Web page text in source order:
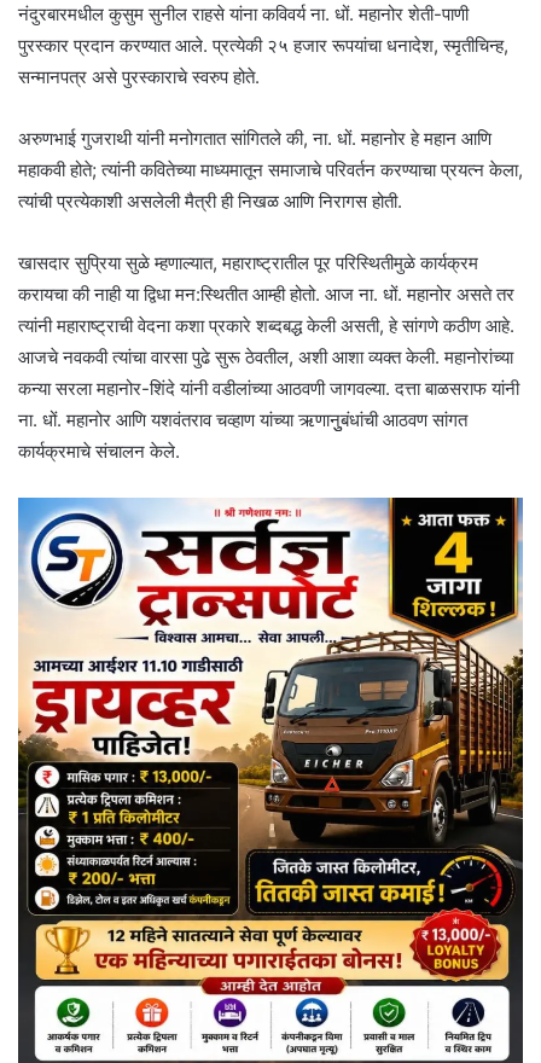
नंदुरबारमधील कुसुम सुनील राहसे यांना कविवर्य ना. धों. महानोर शेती-पाणी
पुरस्कार प्रदान करण्यात आले. प्रत्येकी २५ हजार रूपयांचा धनादेश, स्मृतीचिन्ह,
सन्मानपत्र असे पुरस्काराचे स्वरुप होते.
अरुणभाई गुजराथी यांनी मनोगतात सांगितले की, ना. धों. महानोर हे महान आणि
महाकवी होते; त्यांनी कवितेच्या माध्यमातून समाजाचे परिवर्तन करण्याचा प्रयत्न केला,
त्यांची प्रत्येकाशी असलेली मैत्री ही निखळ आणि निरागस होती.
खासदार सुप्रिया सुळे म्हणाल्यात, महाराष्ट्रातील पूर परिस्थितीमुळे कार्यक्रम
करायचा की नाही या द्विधा मन:स्थितीत आम्ही होतो. आज ना. धों. महानोर असते तर
त्यांनी महाराष्ट्राची वेदना कशा प्रकारे शब्दबद्ध केली असती, हे सांगणे कठीण आहे.
आजचे नवकवी त्यांचा वारसा पुढे सुरू ठेवतील, अशी आशा व्यक्त केली. महानोरांच्या
कन्या सरला महानोर-शिंदे यांनी वडीलांच्या आठवणी जागवल्या. दत्ता बाळसराफ यांनी
ना. धों. महानोर आणि यशवंतराव चव्हाण यांच्या ऋणानुुबंधांची आठवण सांगत
कार्यक्रमाचे संचालन केले.